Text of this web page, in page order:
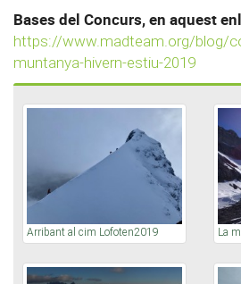
Bases del Concurs, en aquest
https://www.madteam.org/blog/
muntanya-hivern-estiu-2019
Arribant al cim Lofoten2019 La